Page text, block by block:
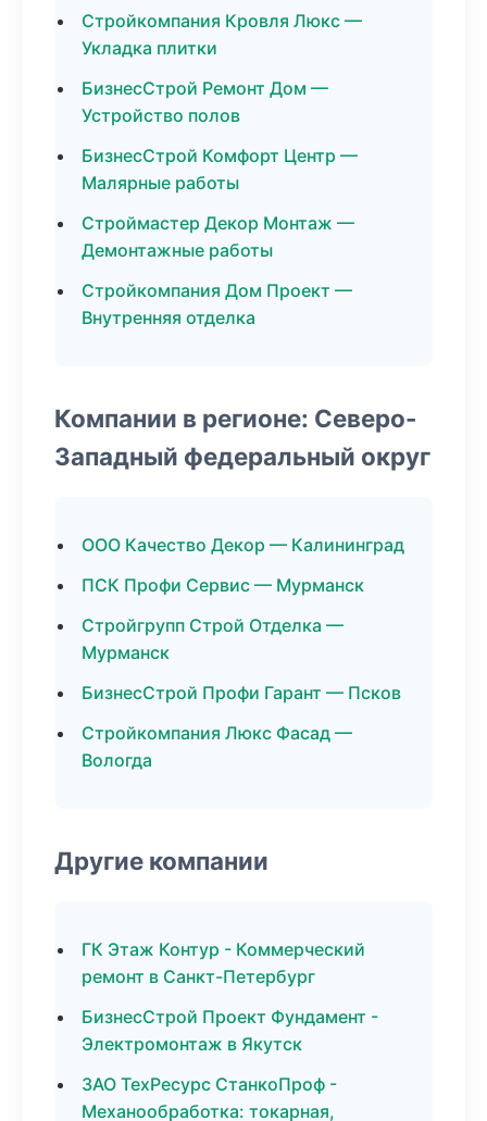
Стройкомпания Кровля Люкс —
Укладка плитки
БизнесСтрой Ремонт Дом —
Устройство полов
БизнесСтрой Комфорт Центр —
Малярные работы
Строймастер Декор Монтаж —
Демонтажные работы
Стройкомпания Дом Проект —
Внутренняя отделка
Компании в регионе: Северо-
Западный федеральный округ
ООО Качество Декор — Калининград
ПСК Профи Сервис — Мурманск
Стройгрупп Строй Отделка —
Мурманск
БизнесСтрой Профи Гарант — Псков
Стройкомпания Люкс Фасад —
Вологда
Другие компании
ГК Этаж Контур - Коммерческий
ремонт в Санкт-Петербург
БизнесСтрой Проект Фундамент -
Электромонтаж в Якутск
ЗАО ТехРесурс СтанкоПроф -
Механообработка: токарная,